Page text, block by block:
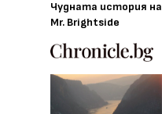
Чудната история на
Mr. Brightside